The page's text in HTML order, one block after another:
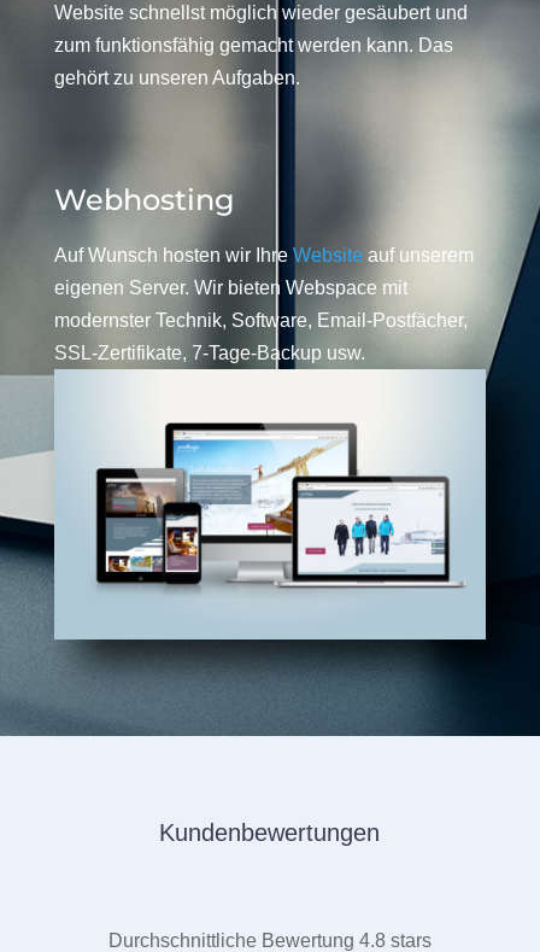
Website schnellst möglich wieder gesäubert und
zum funktionsfähig gemacht werden kann. Das
gehört zu unseren Aufgaben.
Webhosting
Auf Wunsch hosten wir Ihre Website auf unserem
eigenen Server. Wir bieten Webspace mit
modernster Technik, Software, Email-Postfächer,
SSL-Zertifikate, 7-Tage-Backup usw.
Kundenbewertungen
Durchschnittliche Bewertung 4.8 stars